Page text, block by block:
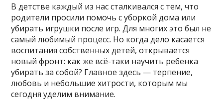
В детстве каждый из нас сталкивался с тем, что
родители просили помочь с уборкой дома или
убирать игрушки после игр. Для многих это был не
самый любимый процесс. Но когда дело касается
воспитания собственных детей, открывается
новый фронт: как же всё-таки научить ребенка
убирать за собой? Главное здесь — терпение,
любовь и небольшие хитрости, которым мы
сегодня уделим внимание.